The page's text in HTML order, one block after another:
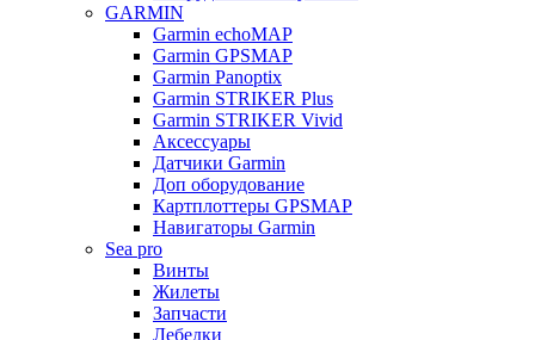
GARMIN
Garmin echoMAP
Garmin GPSMAP
Garmin Panoptix
Garmin STRIKER Plus
Garmin STRIKER Vivid
Аксессуары
Датчики Garmin
Доп оборудование
Картплоттеры GPSMAP
Навигаторы Garmin
Sea pro
Винты
Жилеты
Запчасти
Лебедки